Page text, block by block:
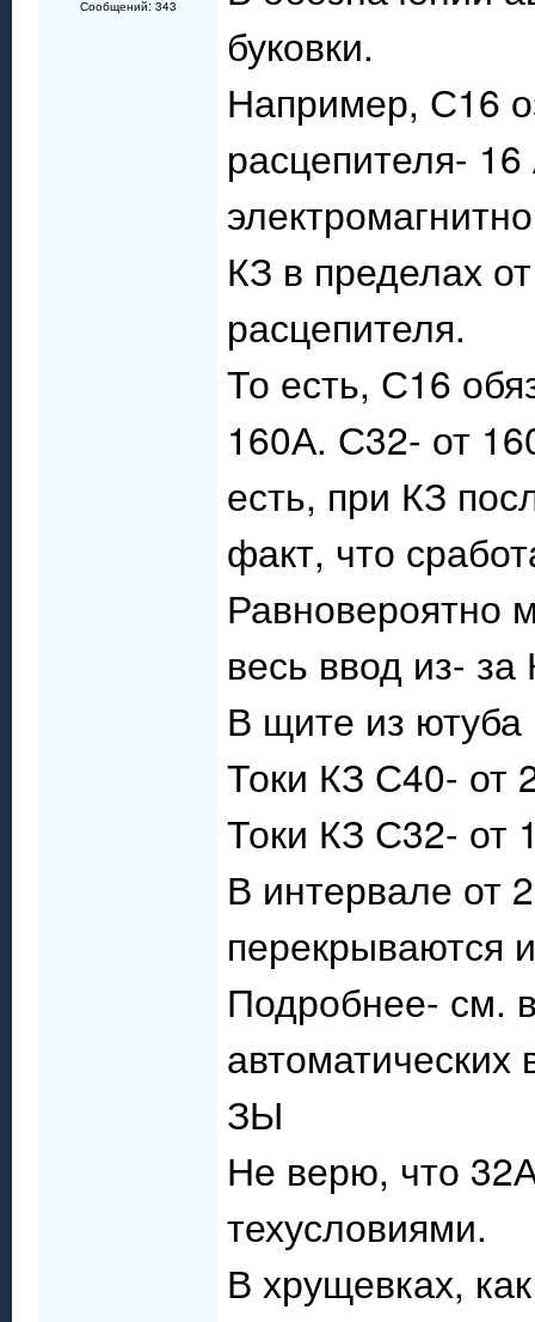
Сообщений: 343
буковки.
Например, С16
расцепителя-
КЗ в пределах
расцепителя.
То есть, С16
160А. С32- от
есть, при КЗ
факт, что
Равновероятно
весь ввод из-
В щите из
Токи КЗ С40- от
Токи КЗ С32- от
В интервале от
перекрываются
Подробнее- см.
ЗЫ
Не верю, что
техусловиями.
В хрущевках,